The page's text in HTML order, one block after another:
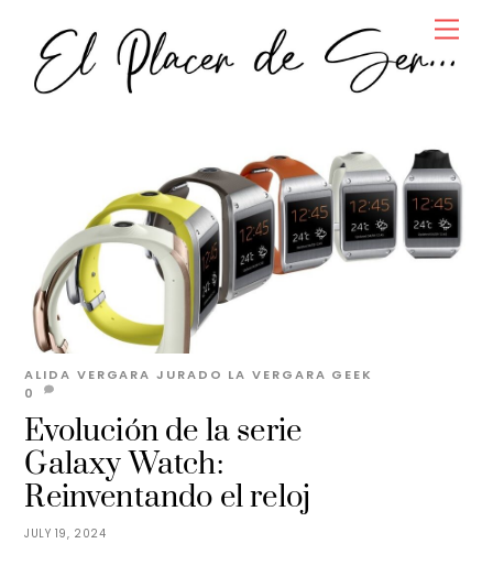
content
JULY 19, 2024
Evolución de la serie
Galaxy Watch:
Reinventando el reloj
ALIDA VERGARA JURADO LA VERGARA GEEK
0